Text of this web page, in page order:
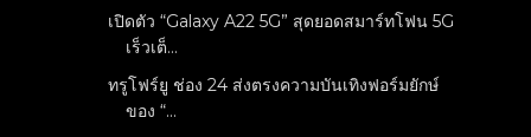
เปิดตัว “Galaxy A22 5G” สุดยอดสมาร์ทโฟน 5G
เร็วเต็...
ทรูโฟร์ยู ช่อง 24 ส่งตรงความบันเทิงฟอร์มยักษ์
ของ “...